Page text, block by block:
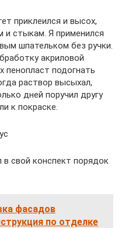
приклеился и высох,
и стыкам. Я применился
шпательком без ручки.
акриловой
пенопласт подогнать
раствор высыхал,
дней поручил другу
к покраске.
в свой конспект порядок
фасадов
по отделке